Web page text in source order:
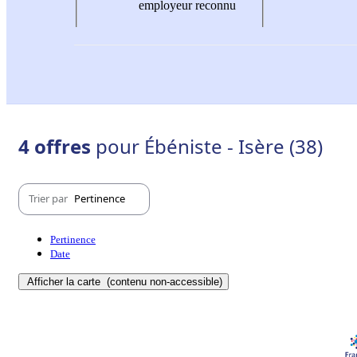
employeur reconnu
4 offres pour Ébéniste - Isère (38)
Trier par Pertinence
Pertinence
Date
Afficher la carte (contenu non-accessible)